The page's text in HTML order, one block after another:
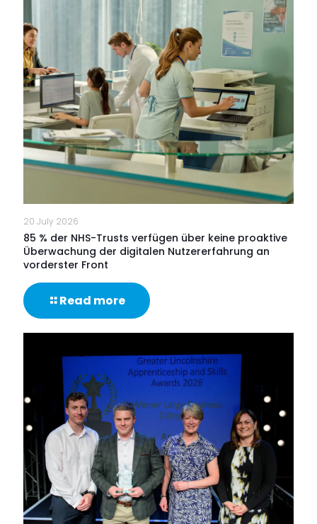
20 July 2026
85 % der NHS-Trusts verfügen über keine proaktive
Überwachung der digitalen Nutzererfahrung an
vorderster Front
Read more-
85
NHS-
Trusts
verfügen
keine
proaktive
Überwachung
der
digitalen
Nutzererfahrung
an
vorderster
Front